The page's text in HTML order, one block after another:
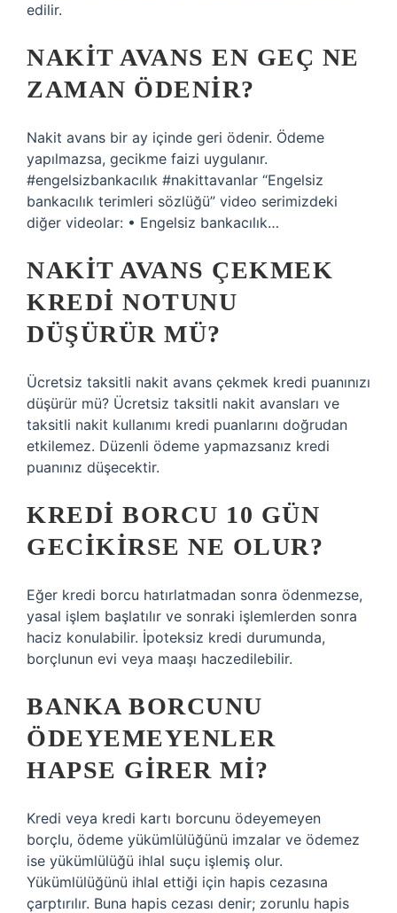
edilir.
NAKIT AVANS EN GEÇ NE
ZAMAN ÖDENIR?
Nakit avans bir ay içinde geri ödenir. Ödeme
yapılmazsa, gecikme faizi uygulanır.
#engelsizbankacılık #nakittavanlar “Engelsiz
bankacılık terimleri sözlüğü” video serimizdeki
diğer videolar: • Engelsiz bankacılık…
NAKIT AVANS ÇEKMEK
KREDI NOTUNU
DÜŞÜRÜR MÜ?
Ücretsiz taksitli nakit avans çekmek kredi puanınızı
düşürür mü? Ücretsiz taksitli nakit avansları ve
taksitli nakit kullanımı kredi puanlarını doğrudan
etkilemez. Düzenli ödeme yapmazsanız kredi
puanınız düşecektir.
KREDI BORCU 10 GÜN
GECIKIRSE NE OLUR?
Eğer kredi borcu hatırlatmadan sonra ödenmezse,
yasal işlem başlatılır ve sonraki işlemlerden sonra
haciz konulabilir. İpoteksiz kredi durumunda,
borçlunun evi veya maaşı haczedilebilir.
BANKA BORCUNU
ÖDEYEMEYENLER
HAPSE GIRER MI?
Kredi veya kredi kartı borcunu ödeyemeyen
borçlu, ödeme yükümlülüğünü imzalar ve ödemez
ise yükümlülüğü ihlal suçu işlemiş olur.
Yükümlülüğünü ihlal ettiği için hapis cezasına
çarptırılır. Buna hapis cezası denir; zorunlu hapis